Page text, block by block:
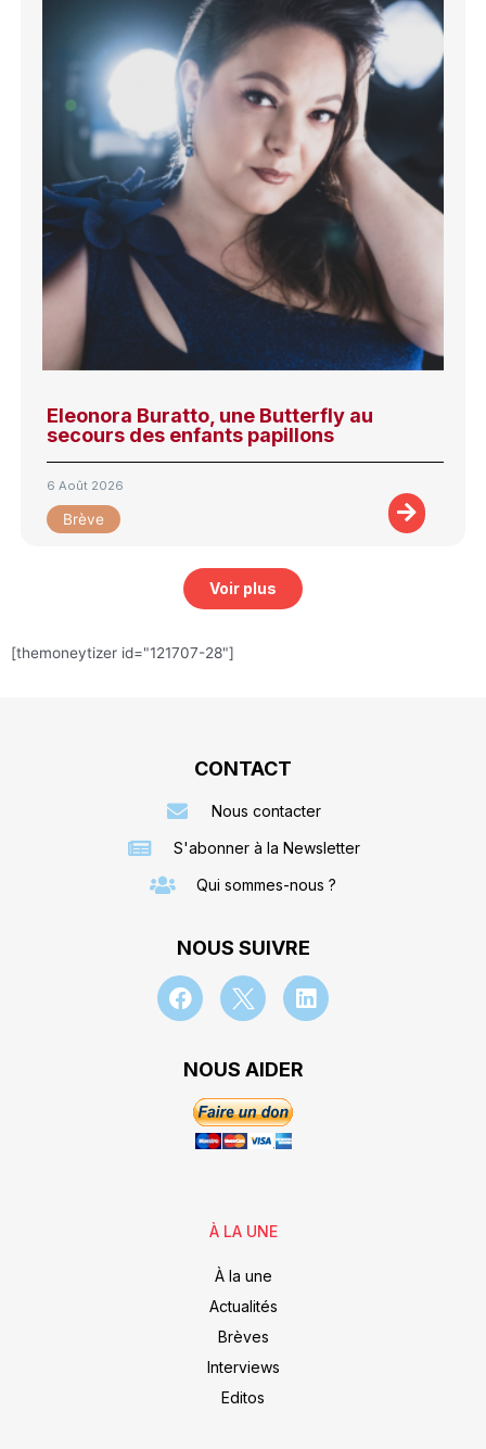
Eleonora Buratto, une Butterfly au
secours des enfants papillons
6 Août 2026
Brève
Voir plus
[themoneytizer id="121707-28"]
CONTACT
Nous contacter
S'abonner à la Newsletter
Qui sommes-nous ?
NOUS SUIVRE
NOUS AIDER
À LA UNE
À la une
Actualités
Brèves
Interviews
Editos